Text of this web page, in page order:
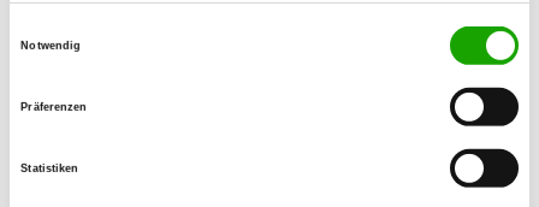
Notwendig
Präferenzen
Statistiken
01477 Arnsdorf OT Fischbach
Training ground: